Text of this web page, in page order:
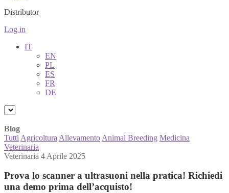
Distributor
Log in
IT
EN
PL
ES
FR
DE
Blog
Tutti Agricoltura Allevamento Animal Breeding Medicina
Veterinaria
Veterinaria 4 Aprile 2025
Prova lo scanner a ultrasuoni nella pratica! Richiedi
una demo prima dell’acquisto!